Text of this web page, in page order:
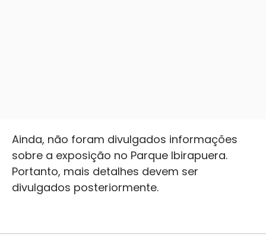
Ainda, não foram divulgados informações
sobre a exposição no Parque Ibirapuera.
Portanto, mais detalhes devem ser
divulgados posteriormente.